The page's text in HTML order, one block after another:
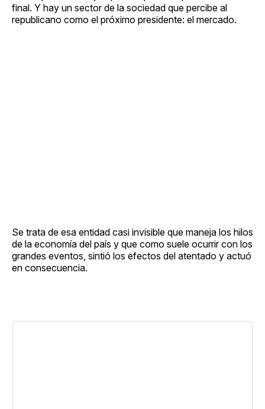
final. Y hay un sector de la sociedad que percibe al
republicano como el próximo presidente: el mercado.
Se trata de esa entidad casi invisible que maneja los hilos
de la economía del país y que como suele ocurrir con los
grandes eventos, sintió los efectos del atentado y actuó
en consecuencia.